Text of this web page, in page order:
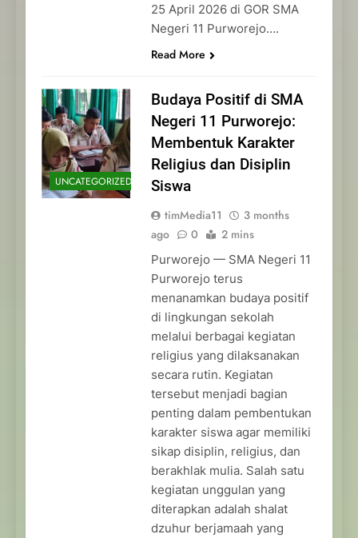
25 April 2026 di GOR SMA
Negeri 11 Purworejo….
Read More
UNCATEGORIZED
Budaya Positif di SMA
Negeri 11 Purworejo:
Membentuk Karakter
Religius dan Disiplin
Siswa
timMedia11
3 months
ago
0 2 mins
Purworejo — SMA Negeri 11
Purworejo terus
menanamkan budaya positif
di lingkungan sekolah
melalui berbagai kegiatan
religius yang dilaksanakan
secara rutin. Kegiatan
tersebut menjadi bagian
penting dalam pembentukan
karakter siswa agar memiliki
sikap disiplin, religius, dan
berakhlak mulia. Salah satu
kegiatan unggulan yang
diterapkan adalah shalat
dzuhur berjamaah yang